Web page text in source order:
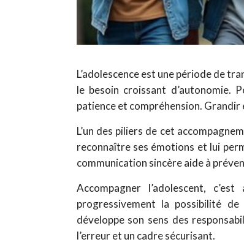
L’adolescence est une période de
le besoin croissant d’autonomie.
patience et compréhension. Grandir
L’un des piliers de cet
reconnaître ses émotions et lui
communication sincère aide à
Accompagner l’adolescent, c’est
progressivement la possibilité
développe son sens des
l’erreur et un cadre sécurisant.